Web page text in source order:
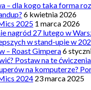
– dla kogo taka forma
6 kwietnia 2026
2025 1 marca 2026
nagród 27 lutego w
w stand-upie w
– Roast Gimpera6
Postaw na te ćwiczenia
na komputerze?
2024 23 marca 2025